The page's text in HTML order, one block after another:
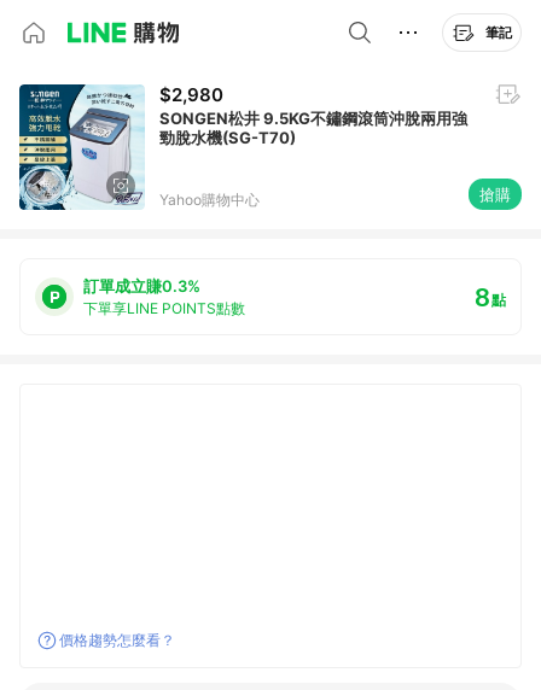
筆記
$2,980
SONGEN松井 9.5KG不鏽鋼滾筒沖脫兩用強
勁脫水機(SG-T70)
Yahoo購物中心 搶購
訂單成立賺0.3%
下單享LINE POINTS點數 8點
價格趨勢怎麼看？